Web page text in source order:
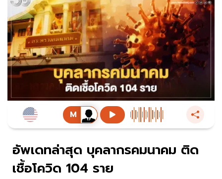
อัพเดทล่าสุด บุคลากรคมนาคม ติด
เชื้อโควิด 104 ราย